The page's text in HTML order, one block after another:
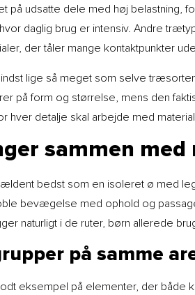
på udsatte dele med høj belastning,
daglig brug er intensiv. Andre
der tåler mange kontaktpunkter
lige så meget som selve
på form og størrelse, mens den
detalje skal arbejde med
sammen
bedst som en isoleret ø med
bevægelse med ophold og
naturligt i de ruter, børn allerede
på samme
eksempel på elementer, der både